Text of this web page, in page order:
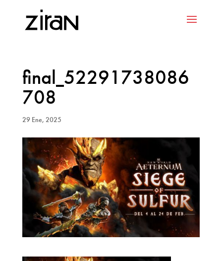
final_52291738086
708
29 Ene, 2025